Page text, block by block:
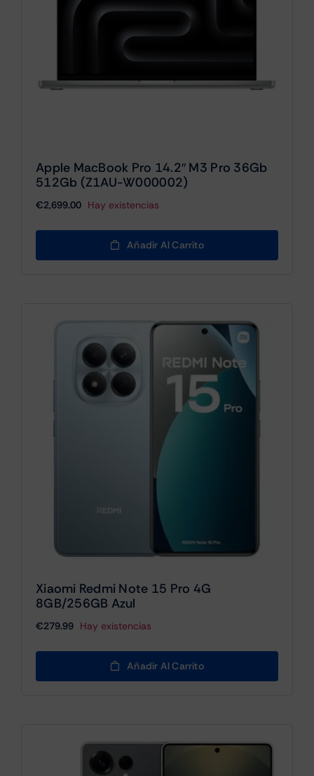
Apple MacBook Pro 14.2″ M3 Pro 36Gb
512Gb (Z1AU-W000002)
€2,699.00 Hay existencias
Añadir Al Carrito
Xiaomi Redmi Note 15 Pro 4G
8GB/256GB Azul
€279.99 Hay existencias
Añadir Al Carrito